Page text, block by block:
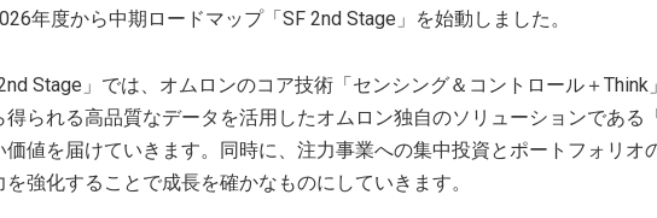
年度から中期ロードマップ「SF 2nd Stage」を始動しました。
2nd Stage」では、オムロンのコア技術「センシング＆コントロール＋
得られる高品質なデータを活用したオムロン独自のソリューションである
価値を届けていきます。同時に、注力事業への集中投資とポートフォリ
を強化することで成長を確かなものにしていきます。